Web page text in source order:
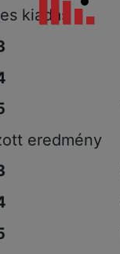
kiadás
eredmény